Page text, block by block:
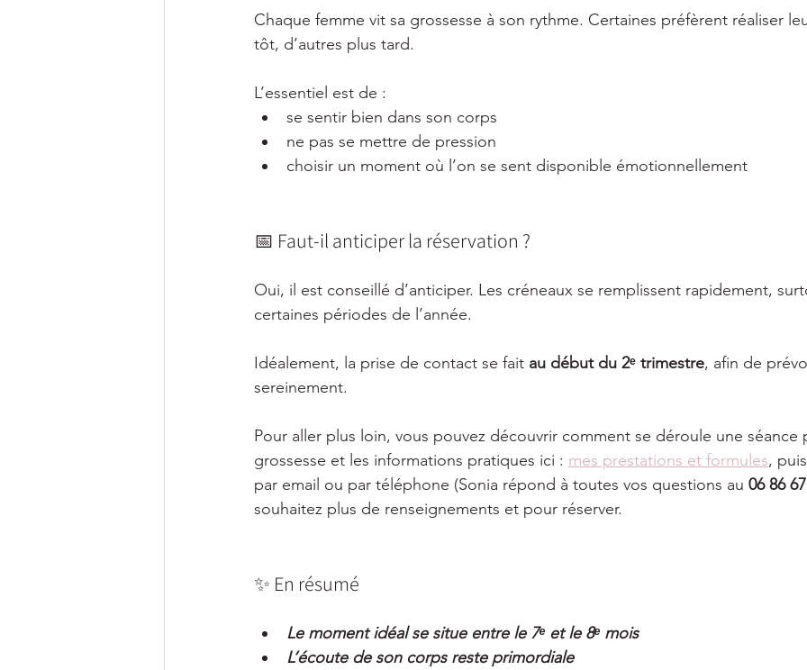
Chaque femme vit sa grossesse à son rythme. Certaines préfèrent réaliser
tôt, d’autres plus tard.
L’essentiel est de :
se sentir bien dans son corps
ne pas se mettre de pression
choisir un moment où l’on se sent disponible émotionnellement
📅 Faut-il anticiper la réservation ?
Oui, il est conseillé d’anticiper. Les créneaux se remplissent rapidement,
certaines périodes de l’année.
Idéalement, la prise de contact se fait au début du 2ᵉ trimestre, afin de
sereinement.
Pour aller plus loin, vous pouvez découvrir comment se déroule une séance
grossesse et les informations pratiques ici : mes prestations et formules, puis
par email ou par téléphone (Sonia répond à toutes vos questions au 06 86
souhaitez plus de renseignements et pour réserver.
✨ En résumé
Le moment idéal se situe entre le 7ᵉ et le 8ᵉ mois
L’écoute de son corps reste primordiale